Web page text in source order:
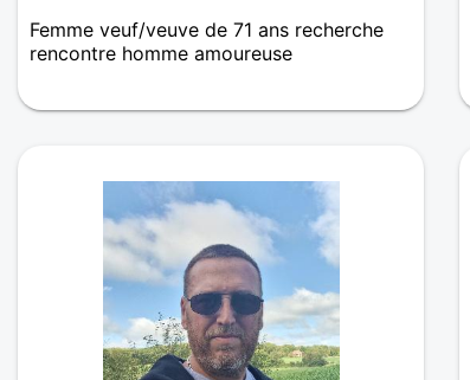
Femme veuf/veuve de 71 ans recherche
rencontre homme amoureuse
douceur, tendresse, simplicité, un échange
des dîners à 2, un ciné , juste flaner main
dans la main etc.